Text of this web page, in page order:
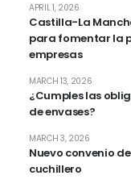
Castilla-La
para fomentar la
empresas
APRIL 1, 2026
¿Cumples las
de envases?
MARCH 13, 2026
Nuevo convenio
cuchillero
MARCH 3, 2026